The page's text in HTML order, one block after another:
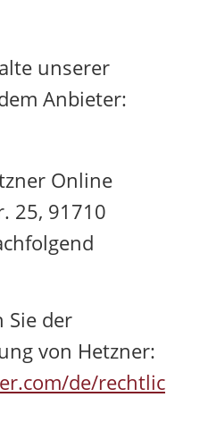
unserer
Anbieter:
Online
25, 91710
Sie der
von Hetzner:
de/rechtlic